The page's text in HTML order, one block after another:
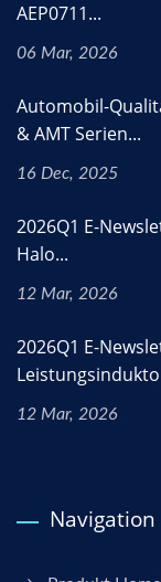
AEP0711...
06 Mar, 2026
Automobil-
& AMT Serien...
16 Dec, 2025
2026Q1 E-
Halo...
12 Mar, 2026
2026Q1 E-
12 Mar, 2026
Navigation